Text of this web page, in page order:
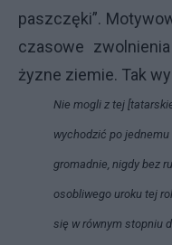
paszczęki”.
czasowe
żyzne ziemie. Tak
Nie mogli z tej
wychodzić po
gromadnie, nigdy bez
osobliwego uroku tej
się w równym stopniu